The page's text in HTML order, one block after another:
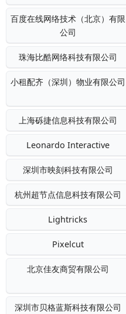
百度在线网络技术（北京）有限
公司
珠海比酷网络科技有限公司
小租配齐（深圳）物业有限公司
上海砾捷信息科技有限公司
Leonardo Interactive
深圳市映刻科技有限公司
杭州超节点信息科技有限公司
Lightricks
Pixelcut
北京佳友商贸有限公司
深圳市贝格蓝斯科技有限公司